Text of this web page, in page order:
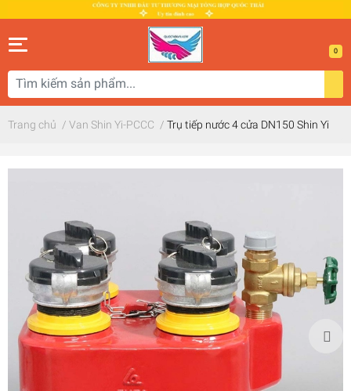
0
Trang chủ / Van Shin Yi-PCCC / Trụ tiếp nước 4 cửa DN150 Shin Yi